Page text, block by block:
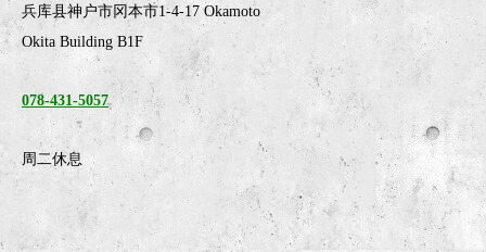
兵库县神户市冈本市1-4-17 Okamoto
Okita Building B1F
078-431-5057
周二休息